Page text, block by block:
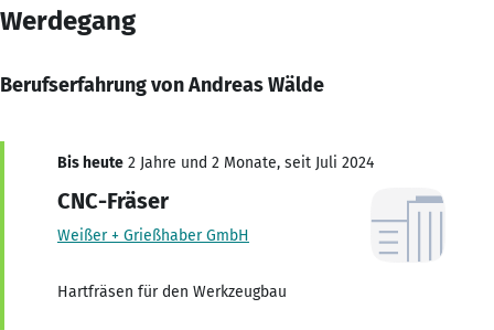
Werdegang
Berufserfahrung von Andreas Wälde
Bis heute 2 Jahre und 2 Monate, seit Juli 2024
CNC-Fräser
Weißer + Grießhaber GmbH
Hartfräsen für den Werkzeugbau